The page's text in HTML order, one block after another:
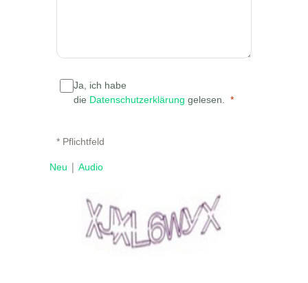
Ja, ich habe
die Datenschutzerklärung gelesen.
* Pflichtfeld
Neu | Audio